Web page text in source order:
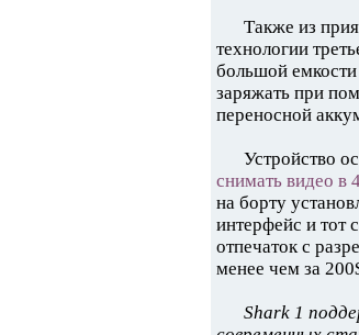
Также из
технологии
большой
заряжать при
переносной
Устройство
снимать видео в
на борту
интерфейс и тот
отпечаток с
менее чем за
Shark 1